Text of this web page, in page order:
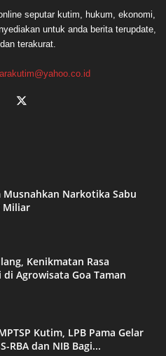
seputar kutim, hukum, ekonomi,
untuk anda berita terupdate,
terakurat.
Musnahkan Narkotika Sabu
Miliar
Kenikmatan Rasa
Agrowisata Goa Taman
Kutim, LPB Pama Gelar
RBA dan NIB Bagi...